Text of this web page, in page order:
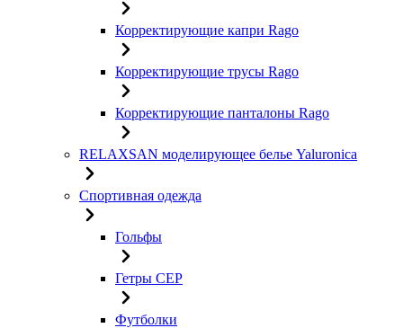
Корректирующие капри Rago
Корректирующие трусы Rago
Корректирующие панталоны Rago
RELAXSAN моделирующее белье Yaluroniсa
Спортивная одежда
Гольфы
Гетры CEP
Футболки